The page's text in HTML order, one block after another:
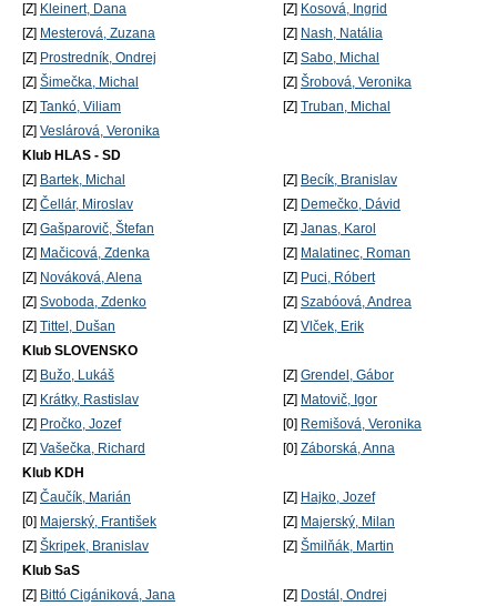
[Z] Kleinert, Dana [Z] Kosová, Ingrid
[Z] Mesterová, Zuzana [Z] Nash, Natália
[Z] Prostredník, Ondrej [Z] Sabo, Michal
[Z] Šimečka, Michal [Z] Šrobová, Veronika
[Z] Tankó, Viliam [Z] Truban, Michal
[Z] Veslárová, Veronika
Klub HLAS - SD
[Z] Bartek, Michal [Z] Becík, Branislav
[Z] Čellár, Miroslav [Z] Demečko, Dávid
[Z] Gašparovič, Štefan [Z] Janas, Karol
[Z] Mačicová, Zdenka [Z] Malatinec, Roman
[Z] Nováková, Alena [Z] Puci, Róbert
[Z] Svoboda, Zdenko [Z] Szabóová, Andrea
[Z] Tittel, Dušan [Z] Vlček, Erik
Klub SLOVENSKO
[Z] Bužo, Lukáš [Z] Grendel, Gábor
[Z] Krátky, Rastislav [Z] Matovič, Igor
[Z] Pročko, Jozef [0] Remišová, Veronika
[Z] Vašečka, Richard [0] Záborská, Anna
Klub KDH
[Z] Čaučík, Marián [Z] Hajko, Jozef
[0] Majerský, František [Z] Majerský, Milan
[Z] Škripek, Branislav [Z] Šmilňák, Martin
Klub SaS
[Z] Bittó Cigániková, Jana [Z] Dostál, Ondrej